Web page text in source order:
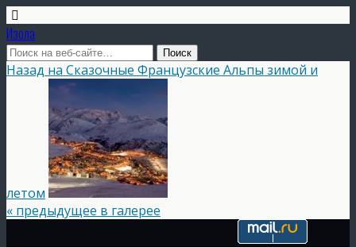
Изола
Назад на Сказочные Французские Альпы зимой и
летом
« предыдущее в галерее